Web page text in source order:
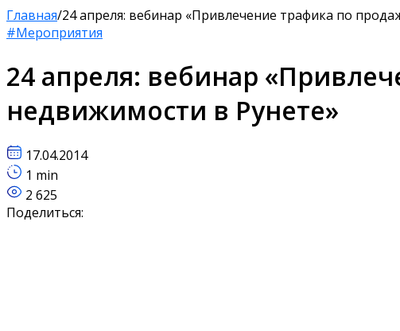
Главная/24 апреля: вебинар «Привлечение трафика по
#Мероприятия
24 апреля: вебинар
недвижимости в Рунете»
17.04.2014
1 min
2 625
Поделиться: